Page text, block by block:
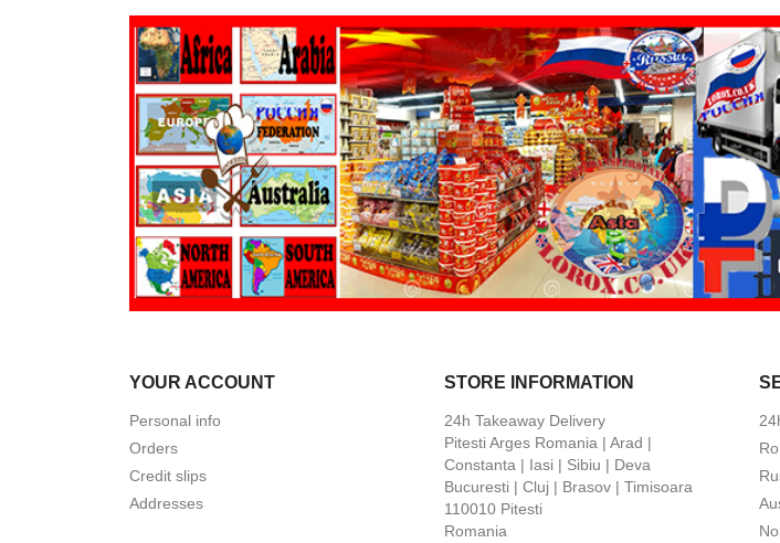
YOUR ACCOUNT
Personal info
Orders
Credit slips
Addresses
STORE INFORMATION
24h Takeaway Delivery
Pitesti Arges Romania | Arad |
Constanta | Iasi | Sibiu | Deva
Bucuresti | Cluj | Brasov | Timisoara
110010 Pitesti
Romania